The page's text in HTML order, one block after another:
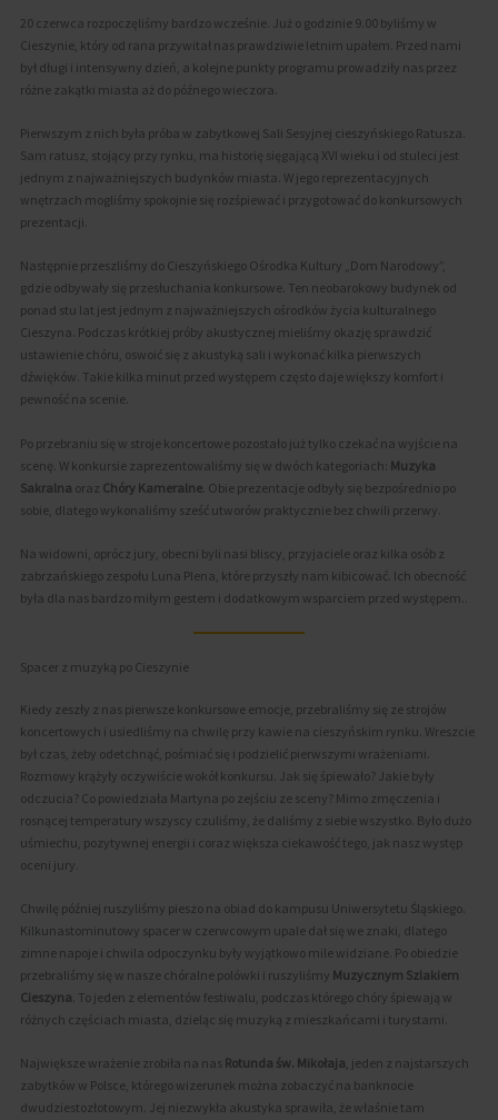
20 czerwca rozpoczęliśmy bardzo wcześnie. Już o godzinie 9.00 byliśmy w
Cieszynie, który od rana przywitał nas prawdziwie letnim upałem. Przed nami
był długi i intensywny dzień, a kolejne punkty programu prowadziły nas przez
różne zakątki miasta aż do późnego wieczora.
Pierwszym z nich była próba w zabytkowej Sali Sesyjnej cieszyńskiego Ratusza.
Sam ratusz, stojący przy rynku, ma historię sięgającą XVI wieku i od stuleci jest
jednym z najważniejszych budynków miasta. W jego reprezentacyjnych
wnętrzach mogliśmy spokojnie się rozśpiewać i przygotować do konkursowych
prezentacji.
Następnie przeszliśmy do Cieszyńskiego Ośrodka Kultury „Dom Narodowy”,
gdzie odbywały się przesłuchania konkursowe. Ten neobarokowy budynek od
ponad stu lat jest jednym z najważniejszych ośrodków życia kulturalnego
Cieszyna. Podczas krótkiej próby akustycznej mieliśmy okazję sprawdzić
ustawienie chóru, oswoić się z akustyką sali i wykonać kilka pierwszych
dźwięków. Takie kilka minut przed występem często daje większy komfort i
pewność na scenie.
Po przebraniu się w stroje koncertowe pozostało już tylko czekać na wyjście na
scenę. W konkursie zaprezentowaliśmy się w dwóch kategoriach: Muzyka
Sakralna oraz Chóry Kameralne . Obie prezentacje odbyły się bezpośrednio po
sobie, dlatego wykonaliśmy sześć utworów praktycznie bez chwili przerwy.
Na widowni, oprócz jury, obecni byli nasi bliscy, przyjaciele oraz kilka osób z
zabrzańskiego zespołu Luna Plena, które przyszły nam kibicować. Ich obecność
była dla nas bardzo miłym gestem i dodatkowym wsparciem przed występem..
Spacer z muzyką po Cieszynie
Kiedy zeszły z nas pierwsze konkursowe emocje, przebraliśmy się ze strojów
koncertowych i usiedliśmy na chwilę przy kawie na cieszyńskim rynku. Wreszcie
był czas, żeby odetchnąć, pośmiać się i podzielić pierwszymi wrażeniami.
Rozmowy krążyły oczywiście wokół konkursu. Jak się śpiewało? Jakie były
odczucia? Co powiedziała Martyna po zejściu ze sceny? Mimo zmęczenia i
rosnącej temperatury wszyscy czuliśmy, że daliśmy z siebie wszystko. Było dużo
uśmiechu, pozytywnej energii i coraz większa ciekawość tego, jak nasz występ
oceni jury.
Chwilę później ruszyliśmy pieszo na obiad do kampusu Uniwersytetu Śląskiego.
Kilkunastominutowy spacer w czerwcowym upale dał się we znaki, dlatego
zimne napoje i chwila odpoczynku były wyjątkowo mile widziane. Po obiedzie
przebraliśmy się w nasze chóralne polówki i ruszyliśmy Muzycznym Szlakiem
Cieszyna . To jeden z elementów festiwalu, podczas którego chóry śpiewają w
różnych częściach miasta, dzieląc się muzyką z mieszkańcami i turystami.
Największe wrażenie zrobiła na nas Rotunda św. Mikołaja , jeden z najstarszych
zabytków w Polsce, którego wizerunek można zobaczyć na banknocie
dwudziestozłotowym. Jej niezwykła akustyka sprawiła, że właśnie tam